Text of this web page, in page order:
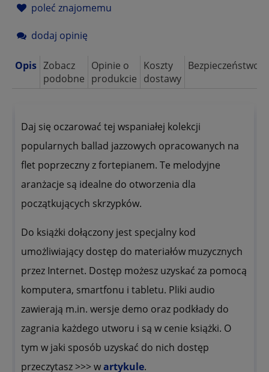
poleć znajomemu
dodaj opinię
Opis Zobacz
podobne
Opinie o
produkcie
Koszty
dostawy
Bezpieczeństwo
Daj się oczarować tej wspaniałej kolekcji
popularnych ballad jazzowych opracowanych na
flet poprzeczny z fortepianem. Te melodyjne
aranżacje są idealne do otworzenia dla
początkujących skrzypków.
Do książki dołączony jest specjalny kod
umożliwiający dostęp do materiałów muzycznych
przez Internet. Dostęp możesz uzyskać za pomocą
komputera, smartfonu i tabletu. Pliki audio
zawierają m.in. wersje demo oraz podkłady do
zagrania każdego utworu i są w cenie książki. O
tym w jaki sposób uzyskać do nich dostęp
przeczytasz >>> wartykule.